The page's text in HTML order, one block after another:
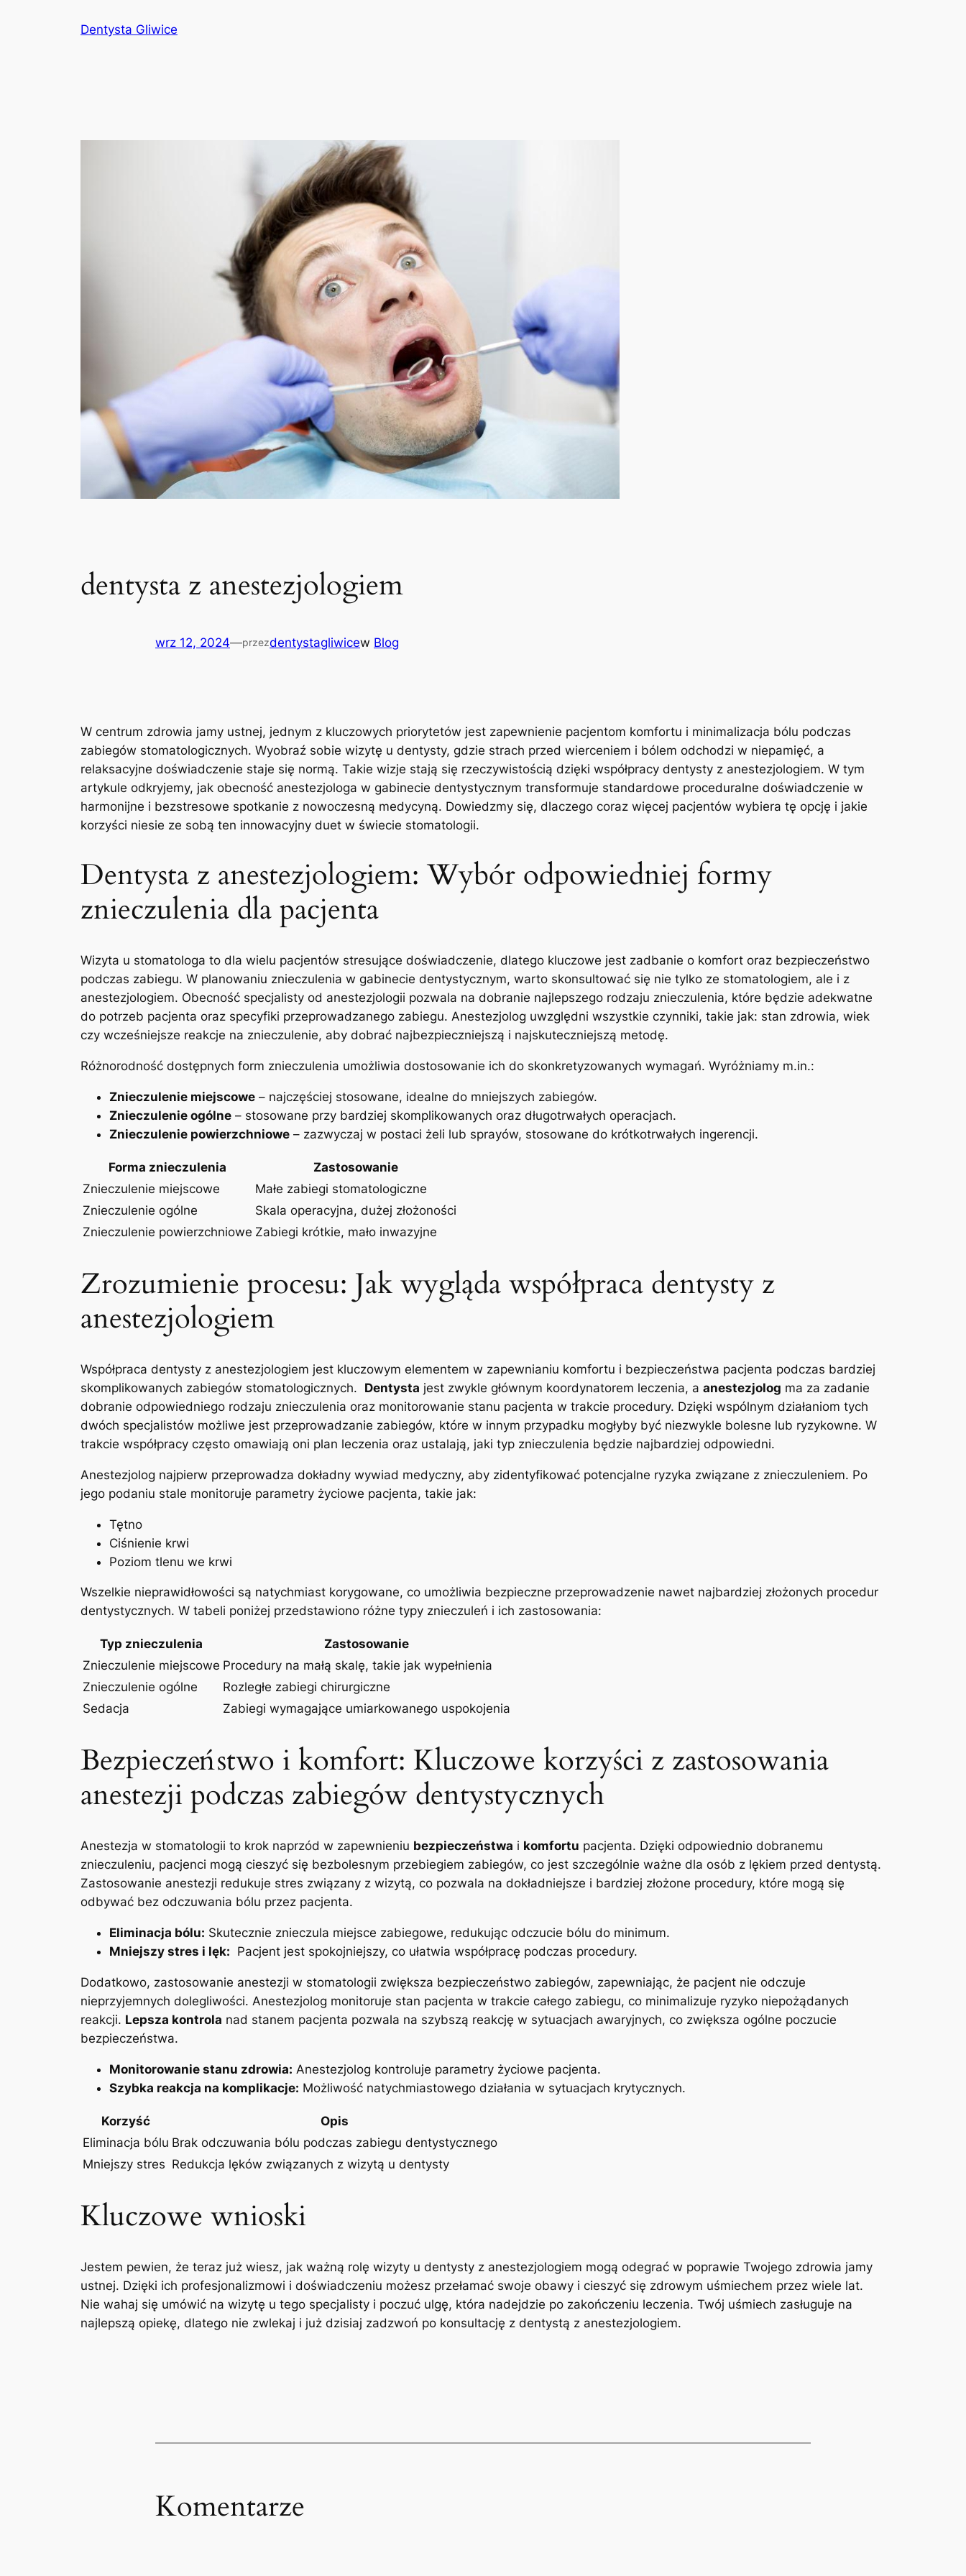
Dentysta Gliwice
dentysta z anestezjologiem
wrz 12, 2024—przezdentystagliwicew Blog
W centrum zdrowia⁤ jamy ⁤ustnej,‌ jednym⁣ z ⁤kluczowych ⁣priorytetów jest zapewnienie pacjentom komfortu⁣ i minimalizacja bólu podczas
zabiegów ​stomatologicznych. Wyobraź sobie wizytę u ⁢dentysty, ⁤gdzie strach przed wierceniem⁣ i bólem odchodzi w niepamięć, a
relaksacyjne ⁣doświadczenie staje się normą. Takie wizje ⁣stają się ⁢rzeczywistością dzięki współpracy dentysty‌ z anestezjologiem. W ‍tym
artykule odkryjemy, ⁤jak‍ obecność anestezjologa w gabinecie dentystycznym transformuje standardowe proceduralne doświadczenie w
harmonijne i bezstresowe spotkanie ​z nowoczesną⁢ medycyną. Dowiedzmy się,‌ dlaczego‌ coraz więcej ⁤pacjentów wybiera tę opcję i jakie
⁢korzyści niesie ze⁢ sobą​ ten innowacyjny ‍duet w świecie stomatologii.
Dentysta ⁢z anestezjologiem: Wybór odpowiedniej formy
znieczulenia dla⁣ pacjenta
Wizyta u stomatologa to dla wielu pacjentów‌ stresujące ⁣doświadczenie, ​dlatego kluczowe jest zadbanie⁣ o komfort oraz bezpieczeństwo
podczas zabiegu.‌ W⁤ planowaniu⁣ znieczulenia ⁤w ⁤gabinecie ⁤dentystycznym, warto skonsultować się ​nie tylko⁣ ze stomatologiem, ale i z
anestezjologiem. Obecność specjalisty od‍ anestezjologii pozwala na dobranie najlepszego‍ rodzaju znieczulenia,‌ które będzie adekwatne⁤
do potrzeb ‍pacjenta oraz specyfiki przeprowadzanego zabiegu. Anestezjolog ⁤uwzględni wszystkie czynniki, takie jak: stan zdrowia, wiek
czy⁤ wcześniejsze reakcje na znieczulenie, aby‌ dobrać ⁣najbezpieczniejszą i ⁢najskuteczniejszą metodę.
Różnorodność dostępnych⁢ form znieczulenia umożliwia ⁣dostosowanie ich⁤ do​ skonkretyzowanych wymagań. Wyróżniamy m.in.:
Znieczulenie miejscowe – najczęściej stosowane, idealne do mniejszych ⁢zabiegów.
Znieczulenie ⁤ogólne – stosowane przy bardziej skomplikowanych ‌oraz ‌długotrwałych operacjach.
Znieczulenie powierzchniowe – zazwyczaj w postaci żeli lub sprayów, stosowane do⁢ krótkotrwałych ingerencji.
Forma‍ znieczulenia
Zastosowanie
Znieczulenie miejscowe
Małe zabiegi‍ stomatologiczne
Znieczulenie ogólne
Skala operacyjna, dużej złożoności
Znieczulenie powierzchniowe Zabiegi krótkie, mało inwazyjne
Zrozumienie procesu:⁤ Jak wygląda ⁤współpraca dentysty z
anestezjologiem
Współpraca dentysty​ z ⁢anestezjologiem jest⁢ kluczowym‌ elementem⁢ w zapewnianiu ⁤komfortu i bezpieczeństwa pacjenta ⁢podczas ‌bardziej
⁣skomplikowanych zabiegów ⁣stomatologicznych. ‍ Dentysta jest zwykle głównym ⁢koordynatorem leczenia, a anestezjolog ma za ⁣zadanie
dobranie odpowiedniego rodzaju ‍znieczulenia oraz‌ monitorowanie stanu pacjenta w trakcie⁤ procedury.⁤ Dzięki ⁢wspólnym ⁤działaniom tych⁣
dwóch specjalistów możliwe jest⁣ przeprowadzanie ⁤zabiegów, które w innym przypadku mogłyby‌ być niezwykle bolesne ⁤lub ryzykowne.⁢ W⁢
trakcie ⁤współpracy często omawiają oni plan leczenia oraz ustalają,⁣ jaki typ znieczulenia ⁢będzie najbardziej odpowiedni.
Anestezjolog najpierw przeprowadza dokładny‍ wywiad medyczny,‌ aby zidentyfikować potencjalne ‌ryzyka związane⁢ z znieczuleniem. Po⁤
jego podaniu stale ​monitoruje ⁢parametry życiowe pacjenta, takie ‍jak:
Tętno
Ciśnienie krwi
Poziom tlenu ‍we krwi
Wszelkie nieprawidłowości są natychmiast korygowane,‌ co umożliwia bezpieczne przeprowadzenie nawet ‍najbardziej ‍złożonych procedur
dentystycznych. W tabeli poniżej przedstawiono ⁣różne typy znieczuleń i ich zastosowania:
Typ znieczulenia
Zastosowanie
Znieczulenie miejscowe Procedury na‌ małą‌ skalę, takie ⁢jak wypełnienia
Znieczulenie ogólne
Rozległe‌ zabiegi chirurgiczne
Sedacja
Zabiegi wymagające umiarkowanego ‍uspokojenia
Bezpieczeństwo ​i‌ komfort: Kluczowe korzyści ⁤z‌ zastosowania
anestezji‌ podczas zabiegów dentystycznych
Anestezja w ‌stomatologii ⁣to krok naprzód w zapewnieniu⁢ bezpieczeństwa i komfortu pacjenta. Dzięki ⁤odpowiednio dobranemu
znieczuleniu, ⁣pacjenci mogą⁣ cieszyć⁢ się bezbolesnym przebiegiem ⁢zabiegów, co ⁣jest szczególnie​ ważne​ dla osób z‍ lękiem przed dentystą.
Zastosowanie‍ anestezji redukuje stres związany‌ z wizytą, co ⁢pozwala ⁢na dokładniejsze i bardziej złożone procedury, które⁤ mogą⁢ się
odbywać ​bez odczuwania ⁤bólu przez pacjenta. ⁢
Eliminacja bólu: Skutecznie znieczula miejsce ⁤zabiegowe, redukując odczucie bólu ⁣do minimum.
Mniejszy stres i‌ lęk: ​ Pacjent jest spokojniejszy,⁣ co ułatwia ⁣współpracę podczas ​procedury.
Dodatkowo, ⁣zastosowanie anestezji w stomatologii zwiększa bezpieczeństwo zabiegów, zapewniając, że ‌pacjent nie ‍odczuje
⁢nieprzyjemnych dolegliwości. ⁤Anestezjolog ⁣monitoruje stan pacjenta w trakcie całego⁣ zabiegu, co‍ minimalizuje ryzyko ⁣niepożądanych
reakcji. Lepsza kontrola nad ‍stanem pacjenta pozwala na ⁢szybszą reakcję w sytuacjach awaryjnych, co zwiększa​ ogólne ⁢poczucie‌
bezpieczeństwa.
Monitorowanie stanu zdrowia: Anestezjolog ⁤kontroluje parametry życiowe pacjenta.
Szybka⁣ reakcja‌ na‍ komplikacje: ⁤Możliwość​ natychmiastowego⁢ działania w sytuacjach⁣ krytycznych.
Korzyść
Opis
Eliminacja bólu Brak odczuwania bólu podczas zabiegu dentystycznego
Mniejszy stres Redukcja lęków związanych z wizytą⁤ u dentysty
Kluczowe wnioski
Jestem⁢ pewien, że teraz ‌już ‌wiesz, jak ważną ​rolę wizyty u dentysty⁢ z anestezjologiem mogą odegrać​ w ⁤poprawie⁤ Twojego zdrowia jamy
ustnej. ⁤Dzięki ich profesjonalizmowi i ‍doświadczeniu możesz przełamać ‌swoje obawy i‍ cieszyć się zdrowym ⁣uśmiechem przez wiele lat.
Nie wahaj się umówić na wizytę u tego⁢ specjalisty ⁢i poczuć ulgę,‌ która nadejdzie​ po​ zakończeniu leczenia. Twój⁢ uśmiech zasługuje na ​
najlepszą ⁢opiekę, dlatego nie zwlekaj ⁣i⁢ już⁣ dzisiaj zadzwoń po ⁤konsultację z ‍dentystą z anestezjologiem.
Komentarze